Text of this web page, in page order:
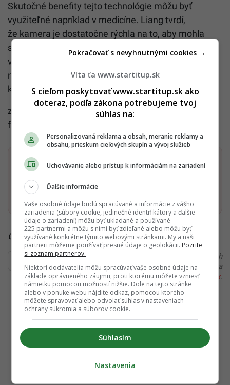
Skutočné benefity tejto technológie môžu byť
využiteľné napríklad v medicíne. Liang tvrdí,
že kamera je dostatočne rýchla na to, aby mohla
sledovať výboj neurónov a zobrazovať živé prenosy
v mozgu. Dúfa, že ich systém bude môcť byť použitý
na štúdium neurónových spletí a povedie
k pochopeniu, ako funguje mozog.
zdroj článku
sciencealert.com, zdroj titulnej
foto: metinmediamath.wordpress.com
Dostaň Startitup do svojich Google odporúčaní
Pridať ako preferovaný zdroj
Čítaj viac z kategórie:Inovácie a Eko
Ďakujeme, že čítaš Startitup. V prípade, že máš postreh
alebo si našiel v článku chybu, napíš nám na
redakcia@startitup.sk.
Víta ťa www.startitup.sk
S cieľom poskytovať www.startitup.sk ako
doteraz, podľa zákona potrebujeme tvoj
súhlas na:
Personalizovaná reklama a obsah, meranie reklamy a
obsahu, prieskum cieľových skupín a vývoj služieb
Uchovávanie alebo prístup k informáciám na zariadení
Ďalšie informácie
Vaše osobné údaje budú spracúvané a informácie z vášho
zariadenia (súbory cookie, jedinečné identifikátory a ďalšie
údaje o zariadení) môžu byť ukladané a používané
225 partnermi a môžu s nimi byť zdieľané alebo môžu byť
využívané konkrétne týmito webovými stránkami. My a naši
partneri môžeme používať presné údaje o geolokácii. Pozrite
si zoznam partnerov.
Niektorí dodávatelia môžu spracúvať vaše osobné údaje na
základe oprávneného záujmu, proti ktorému môžete vzniesť
námietku pomocou možností nižšie. Dole na tejto stránke
alebo v ponuke webu nájdite odkaz, pomocou ktorého
môžete spravovať alebo odvolať súhlas v nastaveniach
ochrany súkromia a súborov cookie.
Súhlasím
Pokračovať s nevyhnutnými cookies →
Nastavenia